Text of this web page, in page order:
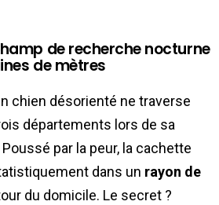
de recherche nocturne
de mètres
chien désorienté ne traverse
départements lors de sa
par la peur, la cachette
dans un rayon de
du domicile. Le secret ?